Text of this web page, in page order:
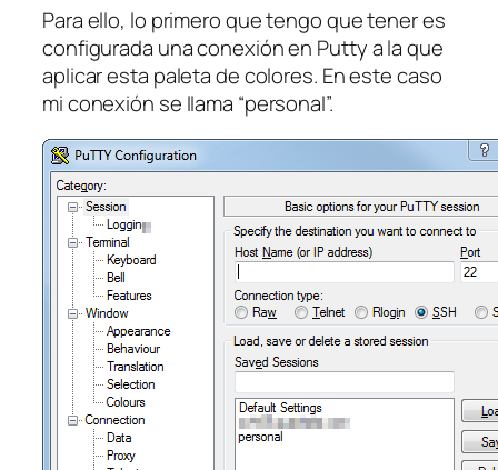
Para ello, lo primero que tengo que tener es
configurada una conexión en Putty a la que
aplicar esta paleta de colores. En este caso
mi conexión se llama “personal”.